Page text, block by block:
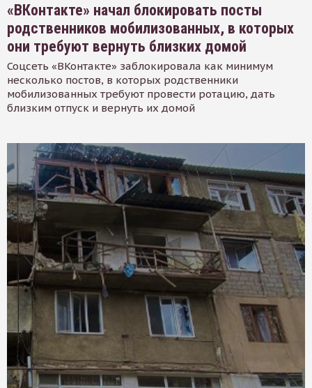
«ВКонтакте» начал блокировать посты
родственников мобилизованных, в которых
они требуют вернуть близких домой
Соцсеть «ВКонтакте» заблокировала как минимум
несколько постов, в которых родственники
мобилизованных требуют провести ротацию, дать
близким отпуск и вернуть их домой